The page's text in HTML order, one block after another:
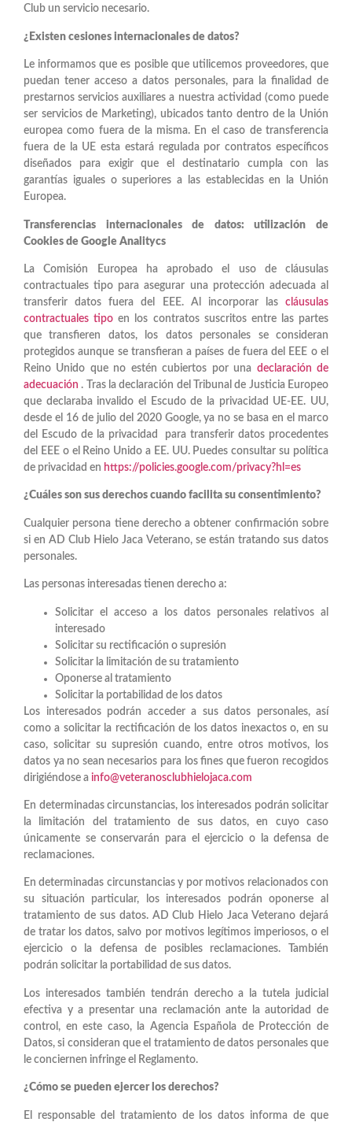
Club un servicio necesario.
¿Existen cesiones internacionales de datos?
Le informamos que es posible que utilicemos proveedores, que
puedan tener acceso a datos personales, para la finalidad de
prestarnos servicios auxiliares a nuestra actividad (como puede
ser servicios de Marketing), ubicados tanto dentro de la Unión
europea como fuera de la misma. En el caso de transferencia
fuera de la UE esta estará regulada por contratos específicos
diseñados para exigir que el destinatario cumpla con las
garantías iguales o superiores a las establecidas en la Unión
Europea.
Transferencias internacionales de datos: utilización de
Cookies de Google Analitycs
La Comisión Europea ha aprobado el uso de cláusulas
contractuales tipo para asegurar una protección adecuada al
transferir datos fuera del EEE. Al incorporar las cláusulas
contractuales tipo en los contratos suscritos entre las partes
que transfieren datos, los datos personales se consideran
protegidos aunque se transfieran a países de fuera del EEE o el
Reino Unido que no estén cubiertos por una declaración de
adecuación . Tras la declaración del Tribunal de Justicia Europeo
que declaraba invalido el Escudo de la privacidad UE-EE. UU,
desde el 16 de julio del 2020 Google, ya no se basa en el marco
del Escudo de la privacidad para transferir datos procedentes
del EEE o el Reino Unido a EE. UU. Puedes consultar su política
de privacidad en https://policies.google.com/privacy?hl=es
¿Cuáles son sus derechos cuando facilita su consentimiento?
Cualquier persona tiene derecho a obtener confirmación sobre
si en AD Club Hielo Jaca Veterano, se están tratando sus datos
personales.
Las personas interesadas tienen derecho a:
Solicitar el acceso a los datos personales relativos al
interesado
Solicitar su rectificación o supresión
Solicitar la limitación de su tratamiento
Oponerse al tratamiento
Solicitar la portabilidad de los datos
Los interesados podrán acceder a sus datos personales, así
como a solicitar la rectificación de los datos inexactos o, en su
caso, solicitar su supresión cuando, entre otros motivos, los
datos ya no sean necesarios para los fines que fueron recogidos
dirigiéndose a info@veteranosclubhielojaca.com
En determinadas circunstancias, los interesados podrán solicitar
la limitación del tratamiento de sus datos, en cuyo caso
únicamente se conservarán para el ejercicio o la defensa de
reclamaciones.
En determinadas circunstancias y por motivos relacionados con
su situación particular, los interesados podrán oponerse al
tratamiento de sus datos. AD Club Hielo Jaca Veterano dejará
de tratar los datos, salvo por motivos legítimos imperiosos, o el
ejercicio o la defensa de posibles reclamaciones. También
podrán solicitar la portabilidad de sus datos.
Los interesados también tendrán derecho a la tutela judicial
efectiva y a presentar una reclamación ante la autoridad de
control, en este caso, la Agencia Española de Protección de
Datos, si consideran que el tratamiento de datos personales que
le conciernen infringe el Reglamento.
¿Cómo se pueden ejercer los derechos?
El responsable del tratamiento de los datos informa de que